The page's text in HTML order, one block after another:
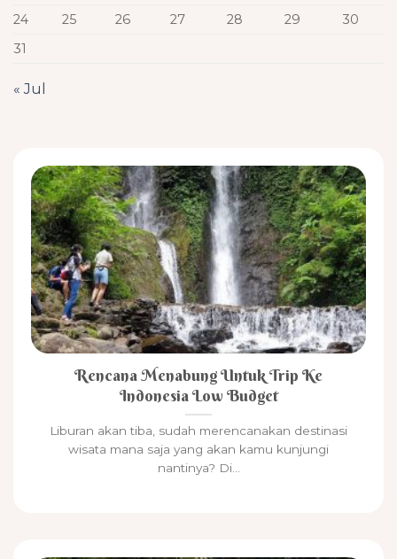
Rencana Menabung Untuk Trip Ke
Indonesia Low Budget
Liburan akan tiba, sudah merencanakan destinasi
wisata mana saja yang akan kamu kunjungi
nantinya? Di...
24
25 26 27 28 29
30
31
« Jul